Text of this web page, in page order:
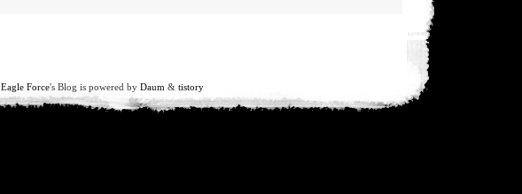
Eagle Force's Blog is powered by Daum & tistory